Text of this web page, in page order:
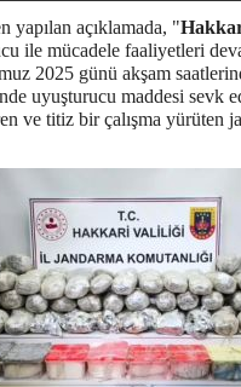
yapılan açıklamada, "
ile mücadele faaliyetleri
2025 günü akşam
uyuşturucu maddesi sevk
ve titiz bir çalışma yürüten